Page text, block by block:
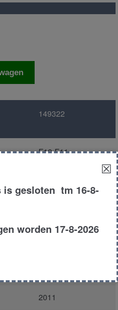
149322
F10-F11
metallic A76/5
2011
☒
is gesloten tm 16-8-
worden 17-8-2026